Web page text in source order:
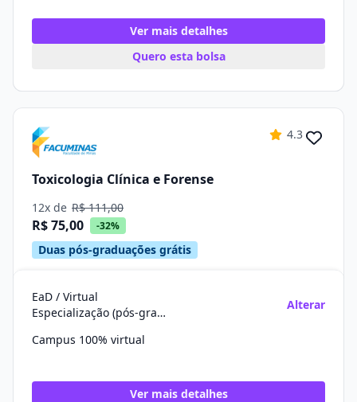
Ver mais detalhes
Quero esta bolsa
4.3
Toxicologia Clínica e Forense
12x de R$ 111,00
R$ 75,00 -32%
Duas pós-graduações grátis
EaD / Virtual
Especialização (pós-graduação)
Alterar
Campus 100% virtual
Ver mais detalhes